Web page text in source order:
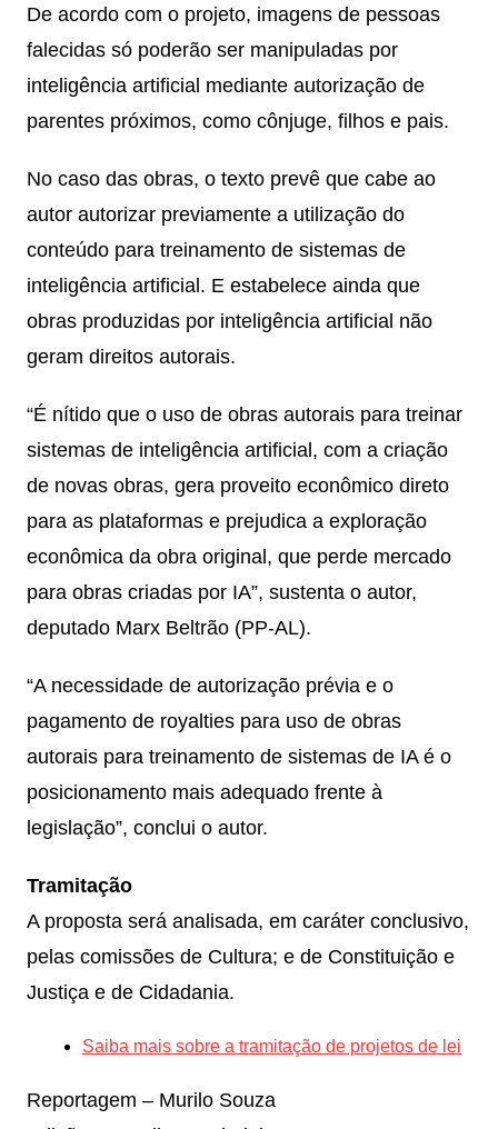
De acordo com o projeto, imagens de pessoas
falecidas só poderão ser manipuladas por
inteligência artificial mediante autorização de
parentes próximos, como cônjuge, filhos e pais.
No caso das obras, o texto prevê que cabe ao
autor autorizar previamente a utilização do
conteúdo para treinamento de sistemas de
inteligência artificial. E estabelece ainda que
obras produzidas por inteligência artificial não
geram direitos autorais.
“É nítido que o uso de obras autorais para treinar
sistemas de inteligência artificial, com a criação
de novas obras, gera proveito econômico direto
para as plataformas e prejudica a exploração
econômica da obra original, que perde mercado
para obras criadas por IA”, sustenta o autor,
deputado Marx Beltrão (PP-AL).
“A necessidade de autorização prévia e o
pagamento de royalties para uso de obras
autorais para treinamento de sistemas de IA é o
posicionamento mais adequado frente à
legislação”, conclui o autor.
Tramitação
A proposta será analisada, em caráter conclusivo,
pelas comissões de Cultura; e de Constituição e
Justiça e de Cidadania.
Saiba mais sobre a tramitação de projetos de lei
Reportagem – Murilo Souza